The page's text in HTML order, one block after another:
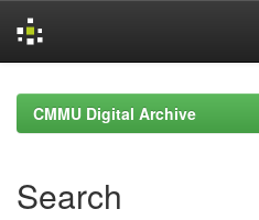
navigationCMMU Digital Archive
Search